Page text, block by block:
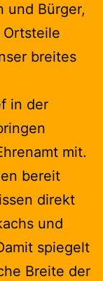
und Bürger,
breites
in der
mit.
bereit
direkt
und
spiegelt
Breite der